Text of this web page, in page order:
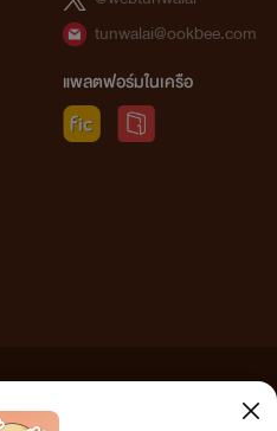
tunwalai@ookbee.com
แพลตฟอร์มในเครือ
ความใดๆ ทั้งสิ้น ดังนั้นผู้อ่านทุกท่านโปรดใช้